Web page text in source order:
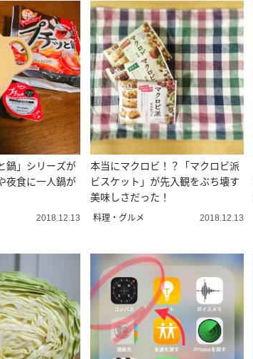
鍋」シリーズが
夜食に一人鍋が
2018.12.13
本当にマクロビ！？「マクロビ派
ビスケット」が先入観をぶち壊す
美味しさだった！
料理・グルメ 2018.12.13